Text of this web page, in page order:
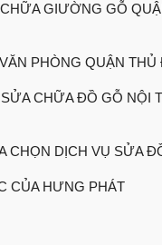
GIƯỜNG GỖ
PHÒNG QUẬN
CHỮA ĐỒ GỖ NỘI
CHỌN DỊCH VỤ SỬA
CỦA HƯNG PHÁT